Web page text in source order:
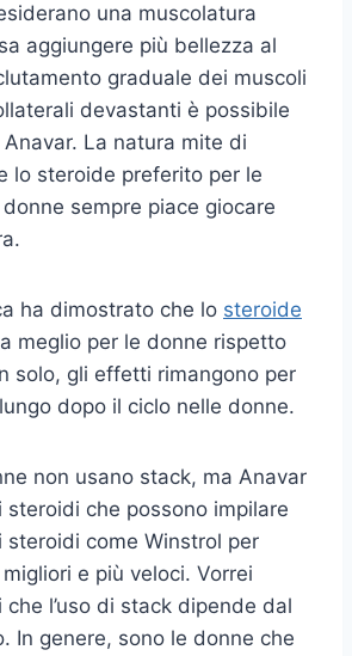
una muscolatura
aggiungere più bellezza al
graduale dei muscoli
devastanti è possibile
La natura mite di
lo steroide preferito per le
sempre piace giocare
ha dimostrato che lo steroide
meglio per le donne rispetto
solo, gli effetti rimangono per
dopo il ciclo nelle donne.
non usano stack, ma Anavar
steroidi che possono impilare
steroidi come Winstrol per
e più veloci. Vorrei
che l’uso di stack dipende dal
In genere, sono le donne che